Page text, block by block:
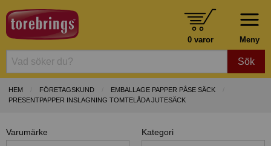
Meny
0 varor
Sök
HEM FÖRETAGSKUND
EMBALLAGE PAPPER PÅSE SÄCK
PRESENTPAPPER INSLAGNING TOMTELÅDA JUTESÄCK
Varumärke Kategori